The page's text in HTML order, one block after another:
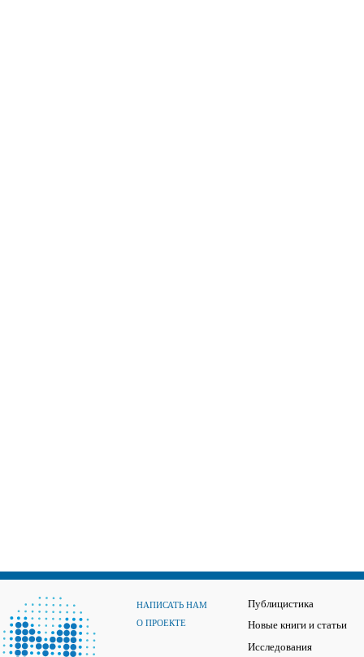
НАПИСАТЬ НАМ
О ПРОЕКТЕ
Публицистика
Новые книги и статьи
Исследования